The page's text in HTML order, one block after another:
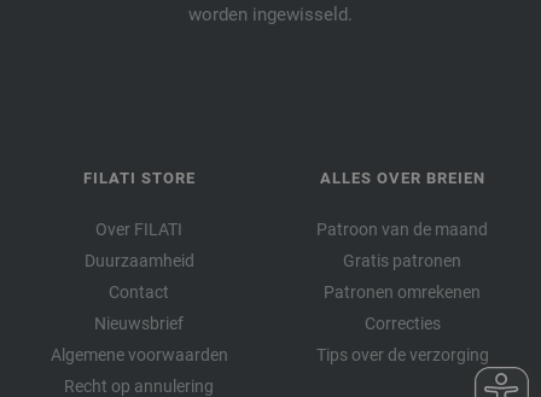
worden ingewisseld.
FILATI STORE
Over FILATI
Duurzaamheid
Contact
Nieuwsbrief
Algemene voorwaarden
Recht op annulering
ALLES OVER BREIEN
Patroon van de maand
Gratis patronen
Patronen omrekenen
Correcties
Tips over de verzorging